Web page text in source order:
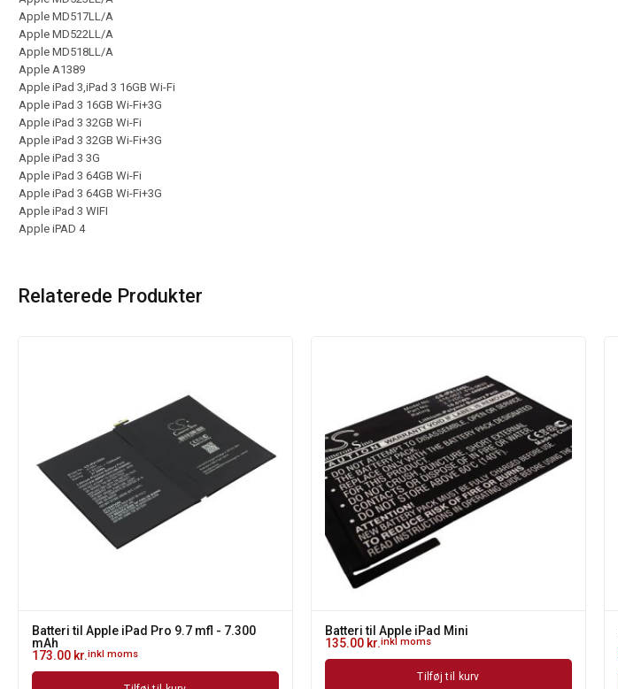
Apple MD517LL/A
Apple MD522LL/A
Apple MD518LL/A
Apple A1389
Apple iPad 3,iPad 3 16GB Wi-Fi
Apple iPad 3 16GB Wi-Fi+3G
Apple iPad 3 32GB Wi-Fi
Apple iPad 3 32GB Wi-Fi+3G
Apple iPad 3 3G
Apple iPad 3 64GB Wi-Fi
Apple iPad 3 64GB Wi-Fi+3G
Apple iPad 3 WIFI
Apple iPAD 4
Relaterede Produkter
Batteri til Apple iPad Pro 9.7 mfl - 7.300
mAh
173.00 kr.inkl moms
Batteri til Apple iPad Mini
135.00 kr.inkl moms
Tilføj til kurv